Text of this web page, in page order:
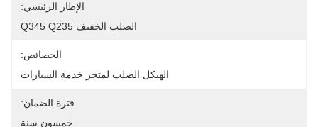
الإطار الرئيسي:
الصلب الخفيف Q345 Q235
الخصائص:
الهيكل الصلب لمتجر خدمة السيارات
فترة الضمان:
خمسون سنة